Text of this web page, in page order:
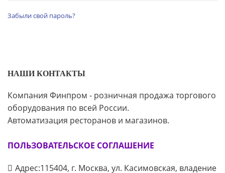
Забыли свой пароль?
НАШИ КОНТАКТЫ
Компания Финпром - розничная продажа торгового
оборудования по всей России.
Автоматизация ресторанов и магазинов.
ПОЛЬЗОВАТЕЛЬСКОЕ СОГЛАШЕНИЕ
Адрес:115404, г. Москва, ул. Касимовская, владение